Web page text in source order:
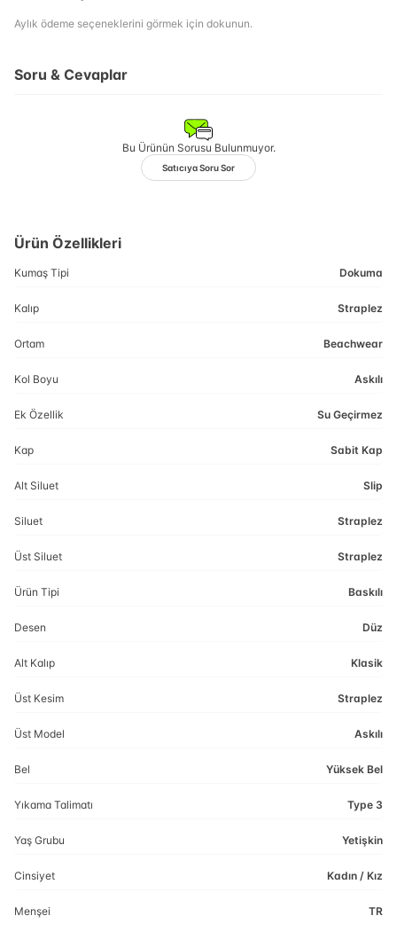
Aylık ödeme seçeneklerini görmek için dokunun.
Soru & Cevaplar
Bu Ürünün Sorusu Bulunmuyor.
Satıcıya Soru Sor
Ürün Özellikleri
Kumaş Tipi Dokuma
Kalıp Straplez
Ortam Beachwear
Kol Boyu Askılı
Ek Özellik Su Geçirmez
Kap Sabit Kap
Alt Siluet Slip
Siluet Straplez
Üst Siluet Straplez
Ürün Tipi Baskılı
Desen Düz
Alt Kalıp Klasik
Üst Kesim Straplez
Üst Model Askılı
Bel Yüksek Bel
Yıkama Talimatı Type 3
Yaş Grubu Yetişkin
Cinsiyet Kadın / Kız
Menşei TR